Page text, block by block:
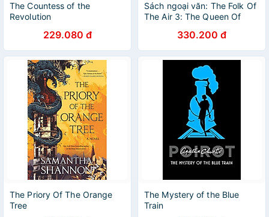
The Countess of the
Revolution
229.080 đ
Sách ngoại văn: The Folk Of
The Air 3: The Queen Of
330.200 đ
The Priory Of The Orange
Tree
The Mystery of the Blue
Train